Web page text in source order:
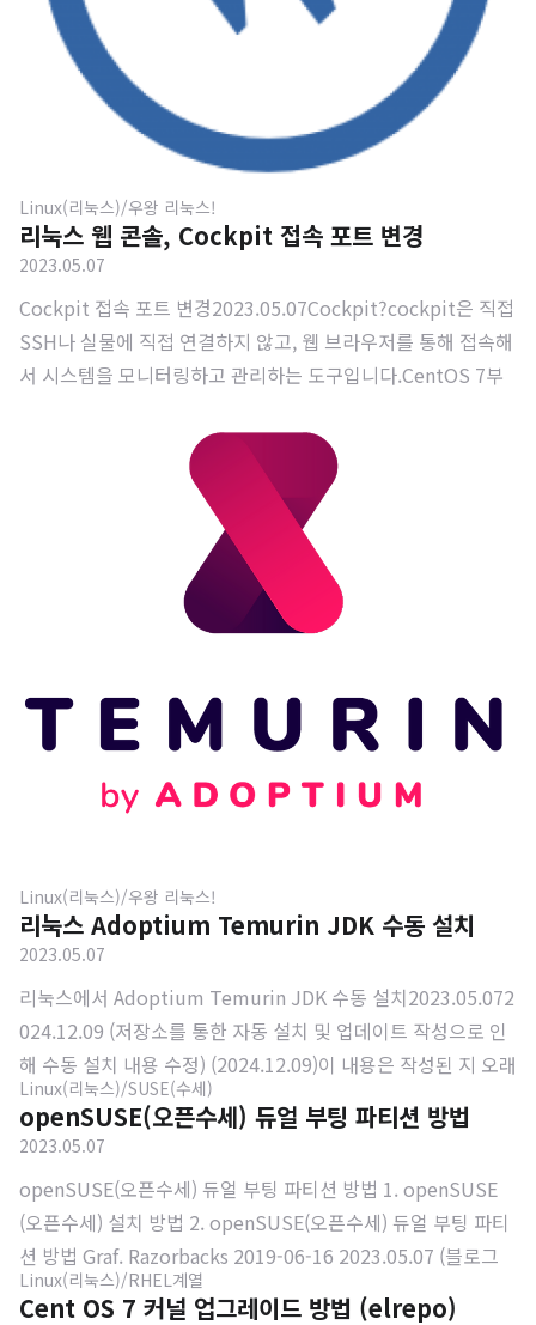
Linux(리눅스)/우왕 리눅스!
리눅스 웹 콘솔, Cockpit 접속 포트 변경
2023.05.07
Cockpit 접속 포트 변경2023.05.07Cockpit?cockpit은 직접
SSH나 실물에 직접 연결하지 않고, 웹 브라우저를 통해 접속해
서 시스템을 모니터링하고 관리하는 도구입니다.CentOS 7부
경우에는 기본적으로 함께 설치가 되기 때문에 따로 설치를 해
줄 필요는 없고, 서비스 실행만 해주면 됩니다.원격 SSH를 연
결하는 부분이 불편한 부분도 있고, 간단히 홈서버를 이용하는
경우엔 불편하지 않고 쉽고 빠르게 시스템을 관리하거나 모니
터링할 수 있는 방법을 찾기 마련이죠.Cockpit은 간단히 홈서
버를 관리하거나 개발서버, 클라우드 서버를 관리하는데에 굉
장히 편한 서비스입니다.저도 제가 개발 및 공부용으로 쓰고 있
Linux(리눅스)/우왕 리눅스!
리눅스 Adoptium Temurin JDK 수동 설치
2023.05.07
리눅스에서 Adoptium Temurin JDK 수동 설치2023.05.072
024.12.09 (저장소를 통한 자동 설치 및 업데이트 작성으로 인
해 수동 설치 내용 수정) (2024.12.09)이 내용은 작성된 지 오래
되었으나 수동으로 Adoptium Temurin 을 설치하는 경우에
는 동일하게 이용할 수 있습니다.다만, 각 배포판의 저장소에 맞
작성하였으니, 수동으로 설치가 필요하지 않은 경우에는 해당
글을 참고 하시는 편이 좋습니다. 여기를 확인하여 편하게 이용
하세요.저장소 등록하여 명령어를 이용하기 Adoptium Eclips
e Temurin JDK2018년 Oracle의 정책 변경에 따라 OracleJ
Linux(리눅스)/SUSE(수세)
openSUSE(오픈수세) 듀얼 부팅 파티션 방법
2023.05.07
openSUSE(오픈수세) 듀얼 부팅 파티션 방법 1. openSUSE
(오픈수세) 설치 방법 2. openSUSE(오픈수세) 듀얼 부팅 파티
션 방법 Graf. Razorbacks 2019-06-16 2023.05.07 (블로그
이전) 이 글은 설치 과정을 설명하는 글이 아니고, 설치 과정 중
Linux(리눅스)/RHEL계열
Cent OS 7 커널 업그레이드 방법 (elrepo)